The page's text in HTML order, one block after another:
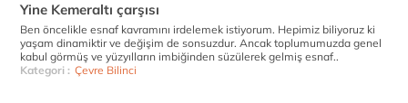
Yine Kemeraltı çarşısı
Ben öncelikle esnaf kavramını irdelemek istiyorum. Hepimiz biliyoruz ki
yaşam dinamiktir ve değişim de sonsuzdur. Ancak toplumumuzda genel
kabul görmüş ve yüzyılların imbiğinden süzülerek gelmiş esnaf..
Kategori : Çevre Bilinci